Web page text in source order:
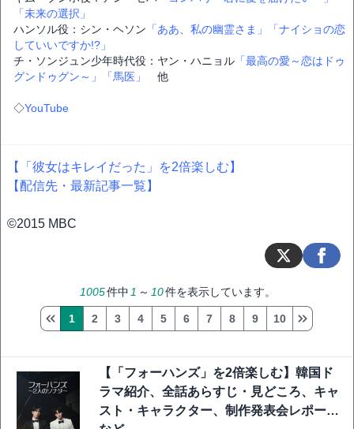
「未来の選択」
ハンソル役：シン・ヘソン 「ああ、私の幽霊さま」
「ナイショの恋
していいですか!?」
チ・ソンジュン少年時代役：ヤン・ハニョル 「最高の愛～恋はドゥ
グンドゥグン～」
「馬医」 他
◇YouTube
【「彼女はキレイだった」を2倍楽しむ】
【配信先・最新記事一覧】
©2015 MBC
1005件中 1 ～ 10件を表示しています。
1 2 3 4 5 6 7 8 9 10
【「フォーハンズ」を2倍楽しむ】韓国ド
ラマ紹介、全話あらすじ・見どころ、キャ
スト・キャラクター、制作発表会レポート